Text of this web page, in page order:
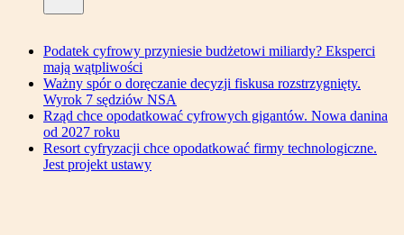
Podatek cyfrowy przyniesie budżetowi miliardy? Eksperci
mają wątpliwości
Ważny spór o doręczanie decyzji fiskusa rozstrzygnięty.
Wyrok 7 sędziów NSA
Rząd chce opodatkować cyfrowych gigantów. Nowa danina
od 2027 roku
Resort cyfryzacji chce opodatkować firmy technologiczne.
Jest projekt ustawy